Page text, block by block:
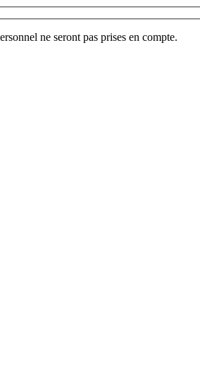
ne seront pas prises en compte.